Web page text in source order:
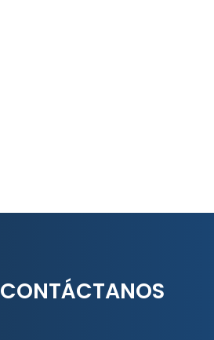
CONTÁCTANOS